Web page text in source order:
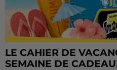
LE CAHIER DE
SEMAINE DE